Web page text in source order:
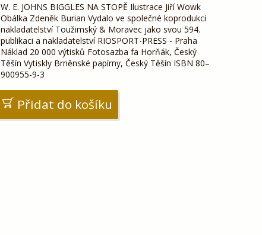
W. E. JOHNS BIGGLES NA STOPĚ Ilustrace Jiří Wowk
Obálka Zdeněk Burian Vydalo ve společné koprodukci
nakladatelství Toužimský & Moravec jako svou 594.
publikaci a nakladatelství RIOSPORT-PRESS - Praha
Náklad 20 000 výtisků Fotosazba fa Horňák, Český
Těšín Vytiskly Brněnské papírny, Český Těšín ISBN 80–
900955-9-3
Přidat do košíku